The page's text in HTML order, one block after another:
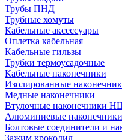
Трубы ПНД
Трубные хомуты
Кабельные аксессуары
Оплетка кабельная
Кабельные гильзы
Трубки термоусадочные
Кабельные наконечники
Изолированные
Медные наконечники
Втулочные наконечники
Алюминиевые наконечники
Болтовые соединители и
Зажим крокодил